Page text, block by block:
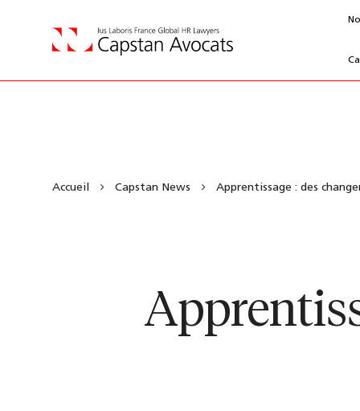
Accueil Capstan News Apprentissage : des